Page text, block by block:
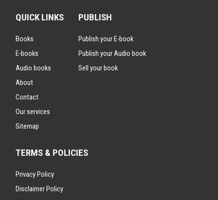
QUICK LINKS
Books
E-books
Audio books
About
Contact
Our services
Sitemap
PUBLISH
Publish your E-book
Publish your Audio book
Sell your book
TERMS & POLICIES
Privacy Policy
Disclaimer Policy